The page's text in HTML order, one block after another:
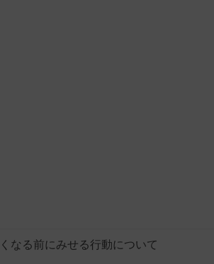
なる前にみせる行動について